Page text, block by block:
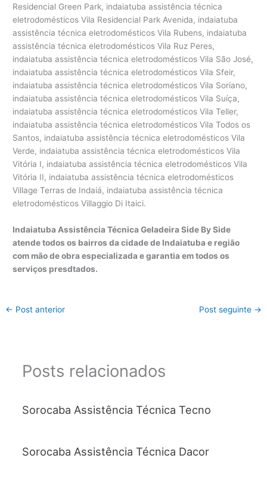
Indaiatuba Assistência Técnica Geladeira Side By Side
atende todos os bairros da cidade de Indaiatuba e região
com mão de obra especializada e garantia em todos os
serviços presdtados.
← Post anterior Post seguinte →
Posts relacionados
Sorocaba Assistência Técnica Tecno
Sorocaba Assistência Técnica Dacor